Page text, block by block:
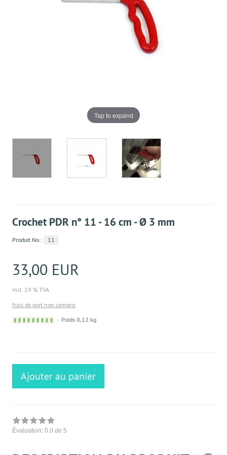
Tap to expand
Crochet PDR n° 11 - 16 cm - Ø 3 mm
Produit.No.: 11
33,00 EUR
incl. 19 % TVA
frais de port non compris
Sofort
Poids 0,12 kg
Ajouter au panier
Évaluation: 0.0 de 5